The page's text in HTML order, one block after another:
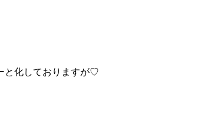
と化しておりますが♡